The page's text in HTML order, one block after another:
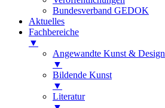
Bundesverband GEDOK
Aktuelles
Fachbereiche
▼
Angewandte Kunst & Design
▼
Bildende Kunst
▼
Literatur